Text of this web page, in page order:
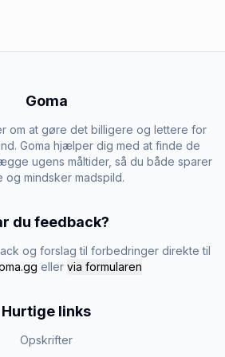
Goma
om at gøre det billigere og lettere for
Goma hjælper dig med at finde de
ugens måltider, så du både sparer
og mindsker madspild.
du feedback?
og forslag til forbedringer direkte til
eller via formularen
Hurtige links
Opskrifter